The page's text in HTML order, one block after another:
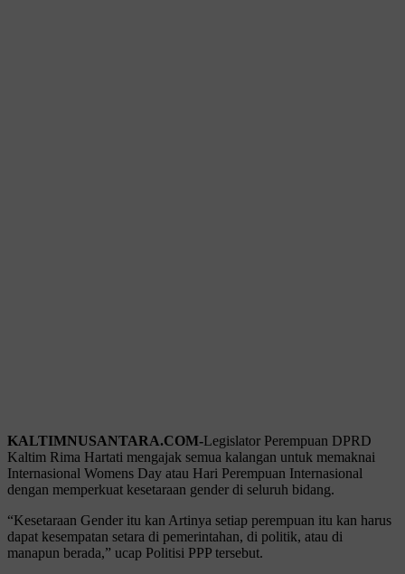
KALTIMNUSANTARA.COM-Legislator Perempuan DPRD
Kaltim Rima Hartati mengajak semua kalangan untuk memaknai
Internasional Womens Day atau Hari Perempuan Internasional
dengan memperkuat kesetaraan gender di seluruh bidang.
“Kesetaraan Gender itu kan Artinya setiap perempuan itu kan harus
dapat kesempatan setara di pemerintahan, di politik, atau di
manapun berada,” ucap Politisi PPP tersebut.